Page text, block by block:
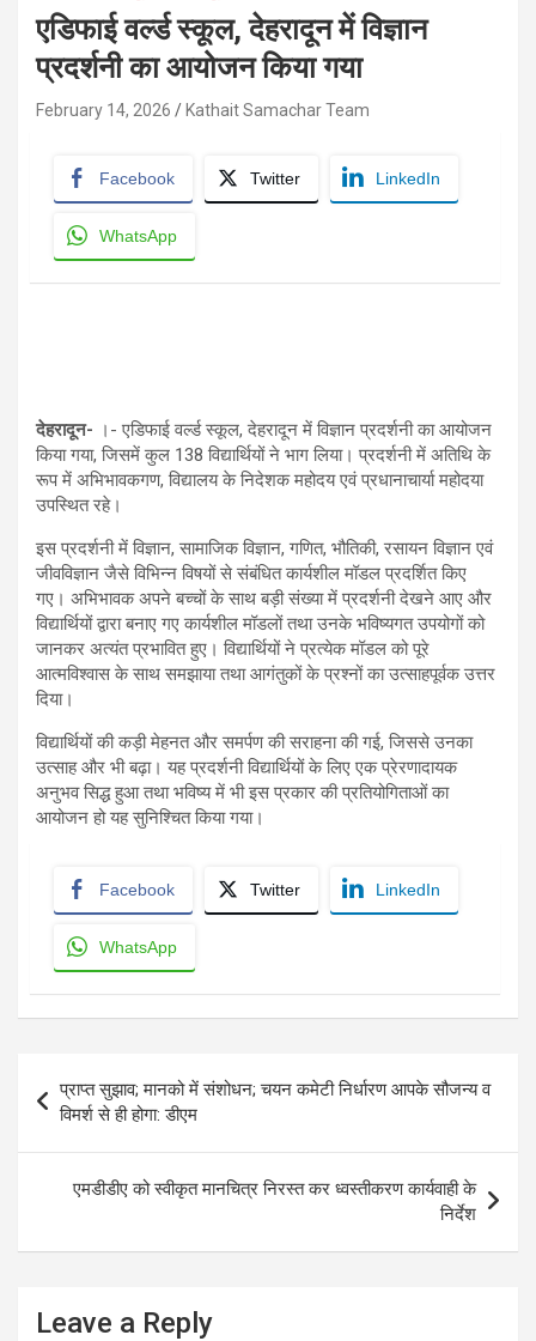
एडिफाई वर्ल्ड स्कूल, देहरादून में विज्ञान
प्रदर्शनी का आयोजन किया गया
February 14, 2026 Kathait Samachar Team
Facebook Twitter LinkedIn
WhatsApp
देहरादून- ।- एडिफाई वर्ल्ड स्कूल, देहरादून में विज्ञान प्रदर्शनी का आयोजन
किया गया, जिसमें कुल 138 विद्यार्थियों ने भाग लिया। प्रदर्शनी में अतिथि के
रूप में अभिभावकगण, विद्यालय के निदेशक महोदय एवं प्रधानाचार्या महोदया
उपस्थित रहे।
इस प्रदर्शनी में विज्ञान, सामाजिक विज्ञान, गणित, भौतिकी, रसायन विज्ञान एवं
जीवविज्ञान जैसे विभिन्न विषयों से संबंधित कार्यशील मॉडल प्रदर्शित किए
गए। अभिभावक अपने बच्चों के साथ बड़ी संख्या में प्रदर्शनी देखने आए और
विद्यार्थियों द्वारा बनाए गए कार्यशील मॉडलों तथा उनके भविष्यगत उपयोगों को
जानकर अत्यंत प्रभावित हुए। विद्यार्थियों ने प्रत्येक मॉडल को पूरे
आत्मविश्वास के साथ समझाया तथा आगंतुकों के प्रश्नों का उत्साहपूर्वक उत्तर
दिया।
विद्यार्थियों की कड़ी मेहनत और समर्पण की सराहना की गई, जिससे उनका
उत्साह और भी बढ़ा। यह प्रदर्शनी विद्यार्थियों के लिए एक प्रेरणादायक
अनुभव सिद्ध हुआ तथा भविष्य में भी इस प्रकार की प्रतियोगिताओं का
आयोजन हो यह सुनिश्चित किया गया।
Facebook Twitter LinkedIn
WhatsApp
navigation
प्राप्त सुझाव; मानको में संशोधन; चयन कमेटी निर्धारण आपके सौजन्य व
विमर्श से ही होगा: डीएम
एमडीडीए को स्वीकृत मानचित्र निरस्त कर ध्वस्तीकरण कार्यवाही के
निर्देश
Leave a Reply